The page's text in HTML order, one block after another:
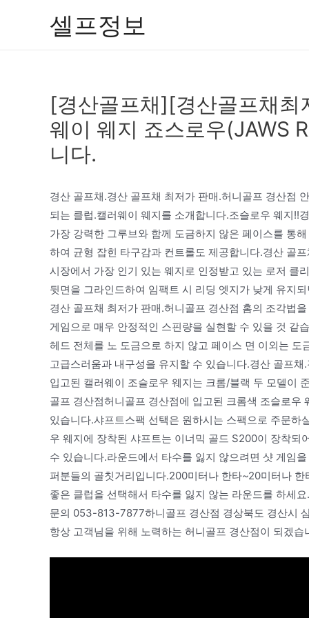
셀프정보
[경산골프채][경산골프채
웨이 웨지 죠스로우(JAWS
니다.
경산 골프채.경산 골프채 최저가 판매.허니골프 경산점
되는 클럽.캘러웨이 웨지를 소개합니다.조슬로우 웨지!!
가장 강력한 그루브와 함께 도금하지 않은 페이스를 통
하여 균형 잡힌 타구감과 컨트롤도 제공합니다.경산 골
시장에서 가장 인기 있는 웨지로 인정받고 있는 로저 클
뒷면을 그라인드하여 임팩트 시 리딩 엣지가 낮게 유지
경산 골프채 최저가 판매.허니골프 경산점 홈의 조각법
게임으로 매우 안정적인 스핀량을 실현할 수 있을 것 같
헤드 전체를 노 도금으로 하지 않고 페이스 면 이외는
고급스러움과 내구성을 유지할 수 있습니다.경산 골프
입고된 캘러웨이 조슬로우 웨지는 크롬/블랙 두 모델이
골프 경산점허니골프 경산점에 입고된 크롬색 조슬로
있습니다.샤프트스팩 선택은 원하시는 스팩으로 주문
우 웨지에 장착된 샤프트는 이너믹 골드 S200이 장착
수 있습니다.라운드에서 타수를 잃지 않으려면 샷 게임
퍼분들의 골칫거리입니다.200미터나 한타~20미터나
좋은 클럽을 선택해서 타수를 잃지 않는 라운드를 하세
문의 053-813-7877하니골프 경산점 경상북도 경산시
항상 고객님을 위해 노력하는 허니골프 경산점이 되겠습